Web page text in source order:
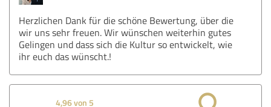
Herzlichen Dank für die schöne Bewertung, über die
wir uns sehr freuen. Wir wünschen weiterhin gutes
Gelingen und dass sich die Kultur so entwickelt, wie
ihr euch das wünscht.!
4,96 von 5